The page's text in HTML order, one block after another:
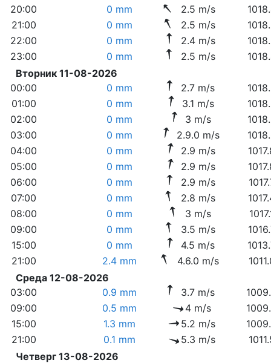
20:00
0 mm 2.5 m/s
21:00
0 mm 2.5 m/s
22:00
0 mm 2.4 m/s
23:00
0 mm 2.5 m/s
Вторник 11-08-2026
00:00
0 mm 2.7 m/s
01:00
0 mm 3.1 m/s
02:00
0 mm 3 m/s
03:00
0 mm 2.9.0 m/s
04:00
0 mm 2.9 m/s
05:00
0 mm 2.9 m/s
06:00
0 mm 2.9 m/s
07:00
0 mm 2.8 m/s
08:00
0 mm 3 m/s
09:00
0 mm 3.5 m/s
15:00
0 mm 4.5 m/s
21:00
2.4 mm 4.6.0 m/s
Среда 12-08-2026
03:00
0.9 mm 3.7 m/s
09:00
0.5 mm 4 m/s
15:00
1.3 mm 5.2 m/s
21:00
0.1 mm 5.3 m/s
Четверг 13-08-2026